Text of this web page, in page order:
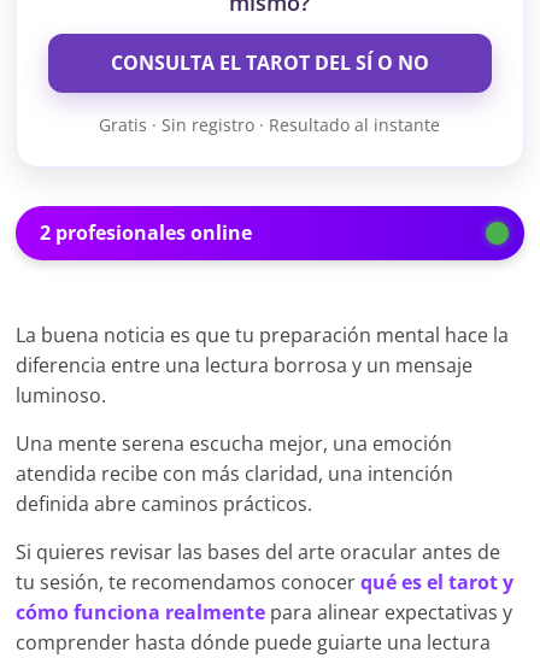
CONSULTA EL TAROT DEL SÍ O NO
Gratis · Sin registro · Resultado al instante
2 profesionales online
La buena noticia es que tu preparación mental hace la
diferencia entre una lectura borrosa y un mensaje
luminoso.
Una mente serena escucha mejor, una emoción
atendida recibe con más claridad, una intención
definida abre caminos prácticos.
Si quieres revisar las bases del arte oracular antes de
tu sesión, te recomendamos conocerqué es el tarot y
cómo funciona realmente para alinear expectativas y
comprender hasta dónde puede guiarte una lectura